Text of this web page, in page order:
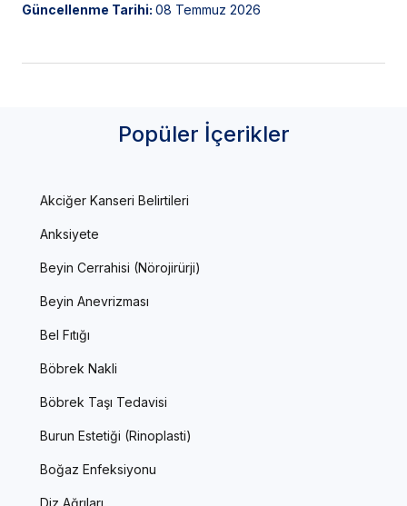
Güncellenme Tarihi: 08 Temmuz 2026
Popüler İçerikler
Akciğer Kanseri Belirtileri
Anksiyete
Beyin Cerrahisi (Nörojirürji)
Beyin Anevrizması
Bel Fıtığı
Böbrek Nakli
Böbrek Taşı Tedavisi
Burun Estetiği (Rinoplasti)
Boğaz Enfeksiyonu
Diz Ağrıları